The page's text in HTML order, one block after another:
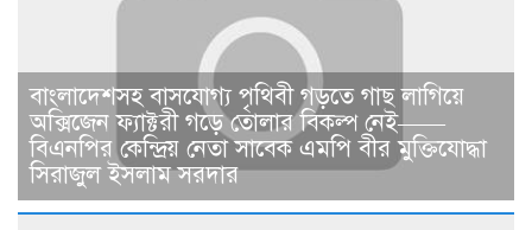
বাংলাদেশসহ বাসযোগ্য পৃথিবী গড়তে গাছ লাগিয়ে
অক্সিজেন ফ্যাক্টরী গড়ে তোলার বিকল্প নেই——
বিএনপির কেন্দ্রিয় নেতা সাবেক এমপি বীর মুক্তিযোদ্ধা
সিরাজুল ইসলাম সরদার